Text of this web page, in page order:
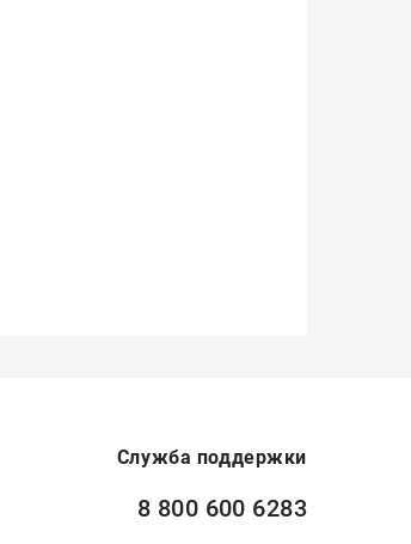
Служба поддержки
8 800 600 6283